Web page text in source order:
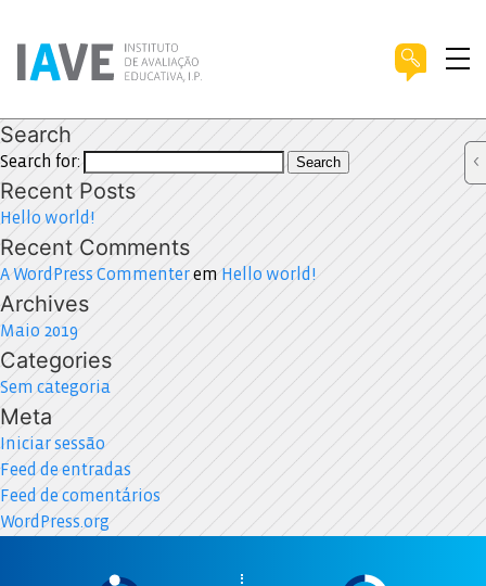
Search
Search for: Search
Recent Posts
Hello world!
Recent Comments
A WordPress Commenterem Hello world!
Archives
Maio 2019
Categories
Sem categoria
Meta
Iniciar sessão
Feed de entradas
Feed de comentários
WordPress.org